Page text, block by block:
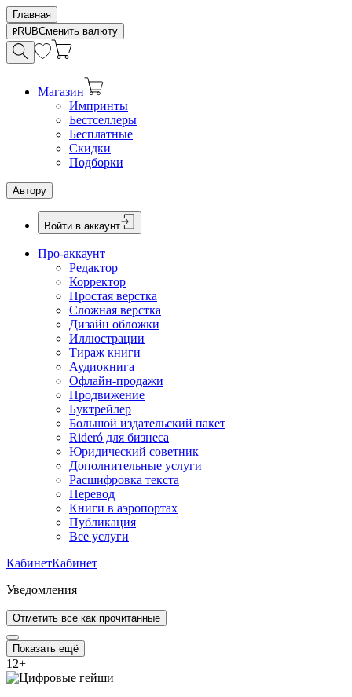
Главная
RUBСменить валюту
Магазин
Импринты
Бестселлеры
Бесплатные
Скидки
Подборки
Автору
Войти в аккаунт
Про-аккаунт
Редактор
Корректор
Простая верстка
Сложная верстка
Дизайн обложки
Иллюстрации
Тираж книги
Аудиокнига
Офлайн-продажи
Продвижение
Буктрейлер
Большой издательский пакет
Rideró для бизнеса
Юридический советник
Дополнительные услуги
Расшифровка текста
Перевод
Книги в аэропортах
Публикация
Все услуги
КабинетКабинет
Уведомления
Отметить все как прочитанные
Показать ещё
12+